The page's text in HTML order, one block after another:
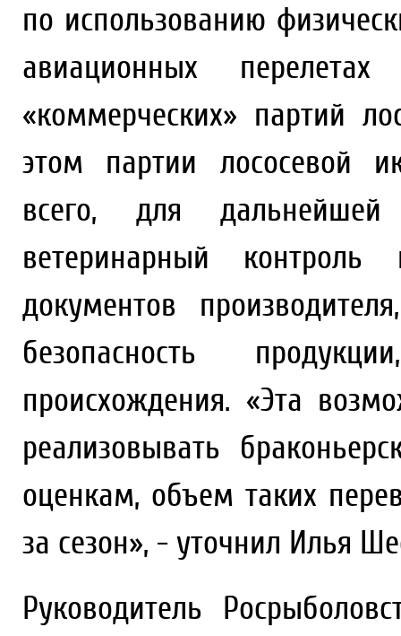
по использованию
авиационных
«коммерческих» партий
этом партии лососевой
всего, для
ветеринарный
документов
безопасность
происхождения. «Эта
реализовывать
оценкам, объем таких
за сезон», - уточнил Илья
Руководитель